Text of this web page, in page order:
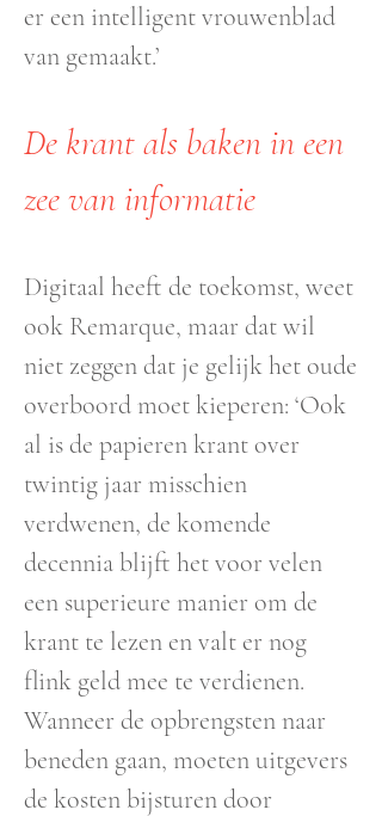
er een intelligent vrouwenblad
van gemaakt.’
De krant als baken in een
zee van informatie
Digitaal heeft de toekomst, weet
ook Remarque, maar dat wil
niet zeggen dat je gelijk het oude
overboord moet kieperen: ‘Ook
al is de papieren krant over
twintig jaar misschien
verdwenen, de komende
decennia blijft het voor velen
een superieure manier om de
krant te lezen en valt er nog
flink geld mee te verdienen.
Wanneer de opbrengsten naar
beneden gaan, moeten uitgevers
de kosten bijsturen door